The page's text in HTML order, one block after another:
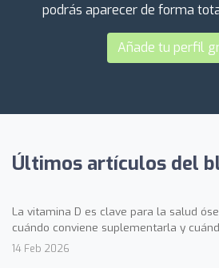
podrás aparecer de forma
Añade tu perfil
Últimos artículos del
La vitamina D es clave para la salud
cuándo conviene suplementarla y
14 Feb 2026